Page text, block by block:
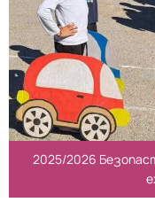
2025/2026